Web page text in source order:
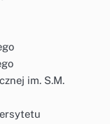
im. S.M.